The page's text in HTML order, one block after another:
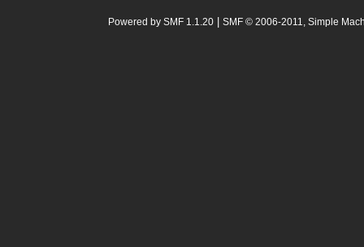
Powered by SMF 1.1.20 | SMF © 2006-2011, Simple